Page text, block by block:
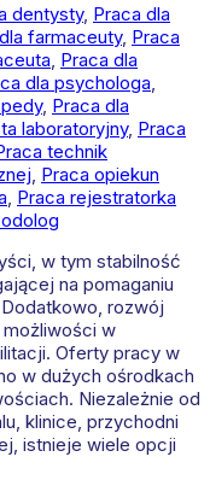
dentysty, Praca dla
farmaceuty, Praca
Praca dla
dla psychologa
, Praca dla
laboratoryjny, Praca
technik
Praca opiekun
Praca rejestratorka
w tym stabilność
na pomaganiu
rozwój
w
Oferty pracy w
w dużych ośrodkach
Niezależnie od
klinice, przychodni
istnieje wiele opcji